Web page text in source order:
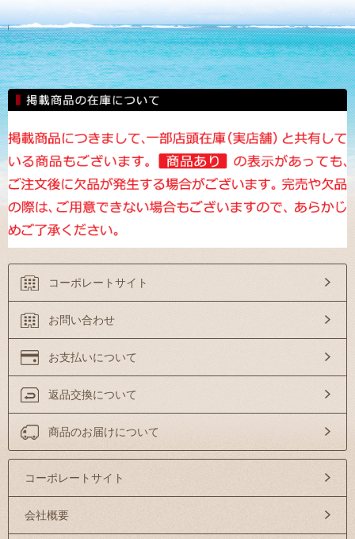
)
コーポレートサイト
お問い合わせ
お支払いについて
返品交換について
商品のお届けについて
コーポレートサイト
会社概要